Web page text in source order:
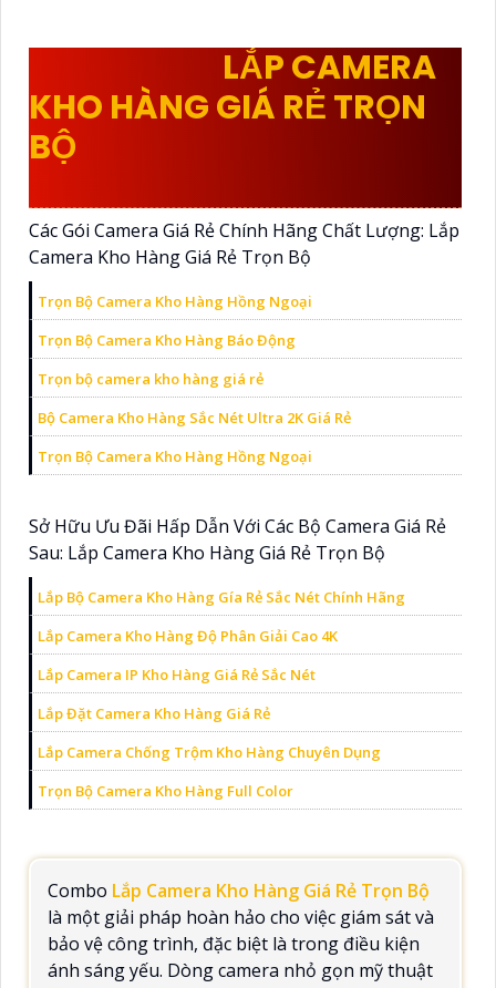
LẮP CAMERA
KHO HÀNG GIÁ RẺ TRỌN
BỘ
Các Gói Camera Giá Rẻ Chính Hãng Chất Lượng: Lắp
Camera Kho Hàng Giá Rẻ Trọn Bộ
Trọn Bộ Camera Kho Hàng Hồng Ngoại
Trọn Bộ Camera Kho Hàng Báo Động
Trọn bộ camera kho hàng giá rẻ
Bộ Camera Kho Hàng Sắc Nét Ultra 2K Giá Rẻ
Trọn Bộ Camera Kho Hàng Hồng Ngoại
Sở Hữu Ưu Đãi Hấp Dẫn Với Các Bộ Camera Giá Rẻ
Sau: Lắp Camera Kho Hàng Giá Rẻ Trọn Bộ
Lắp Bộ Camera Kho Hàng Gía Rẻ Sắc Nét Chính Hãng
Lắp Camera Kho Hàng Độ Phân Giải Cao 4K
Lắp Camera IP Kho Hàng Giá Rẻ Sắc Nét
Lắp Đặt Camera Kho Hàng Giá Rẻ
Lắp Camera Chống Trộm Kho Hàng Chuyên Dụng
Trọn Bộ Camera Kho Hàng Full Color
Combo Lắp Camera Kho Hàng Giá Rẻ Trọn Bộ
là một giải pháp hoàn hảo cho việc giám sát và
bảo vệ công trình, đặc biệt là trong điều kiện
ánh sáng yếu. Dòng camera nhỏ gọn mỹ thuật